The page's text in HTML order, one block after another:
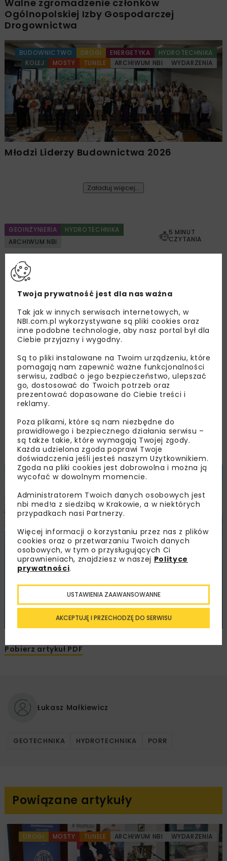
Walne zgromadzenie członków
Ogólnopolskiej Izby Gospodarczej
Drogownictwa
BUDOWNICTWO DROGI ENERGETYKA
HYDROTECHNIKA
KOLEJ
MOSTY TUNELE ARCHIWUM NBI WYDARZENIA
Młodzi Liderzy Budownictwa 2026
Załaduj więcej...
GEOINŻYNIERIA
HYDROTECHNIKA
ARCHIWUM NBI
5 MINUT
CZYTANIA
Projekt FALOCHRONY
Łukasz Małkiewicz
OPUBLIKOWANO: 18.05.2022
Projekt Falochrony, a dokładniej Modernizacja
układu falochronów osłonowych w Porcie
Północnym w Gdańsku, był realizowany przez
Roverpol Sp. z o.o. dla Urzędu Morskiego w
Gdyni w okresie od grudnia 2018 r. do sierpnia
2021 r.
Pobierz artykuł PDF
Łukasz Małkiewicz
GEOTECHNIKA HYDROTECHNIKA PORR
Powiązane artykuły
DROGI MOSTY TUNELE ARCHIWUM NBI WYDARZENIA
Twoja prywatność jest dla nas ważna
Tak jak w innych serwisach internetowych, w
NBI.com.pl wykorzystywane są pliki cookies oraz
inne podobne technologie, aby nasz portal był dla
Ciebie przyjazny i wygodny.
Są to pliki instalowane na Twoim urządzeniu, które
pomagają nam zapewnić ważne funkcjonalności
serwisu, zadbać o jego bezpieczeństwo, ulepszać
go, dostosować do Twoich potrzeb oraz
prezentować dopasowane do Ciebie treści i
reklamy.
Poza plikami, które są nam niezbędne do
prawidłowego i bezpiecznego działania serwisu –
są także takie, które wymagają Twojej zgody.
Każda udzielona zgoda poprawi Twoje
doświadczenia jeśli jesteś naszym Użytkownikiem.
Zgoda na pliki cookies jest dobrowolna i można ją
wycofać w dowolnym momencie.
Administratorem Twoich danych osobowych jest
nbi med!a z siedzibą w Krakowie, a w niektórych
przypadkach nasi Partnerzy.
Więcej informacji o korzystaniu przez nas z plików
cookies oraz o przetwarzaniu Twoich danych
osobowych, w tym o przysługujących Ci
uprawnieniach, znajdziesz w naszej Polityce
prywatności.
AKCEPTUJĘ I PRZECHODZĘ DO SERWISU
USTAWIENIA ZAAWANSOWANNE